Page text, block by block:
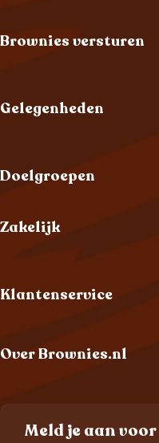
Brownies versturen
Gelegenheden
Doelgroepen
Zakelijk
Klantenservice
Over Brownies.nl
Meld je aan